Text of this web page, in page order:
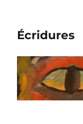
Écridures